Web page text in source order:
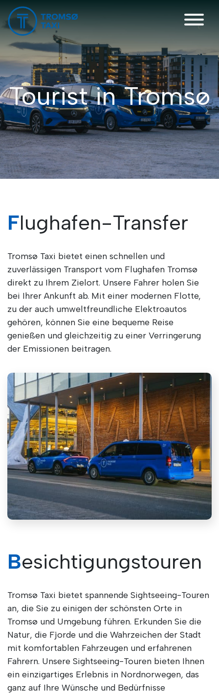
Haupt-Navigation
Tourist in Tromsø
Flughafen-Transfer
Tromsø Taxi bietet einen schnellen und
zuverlässigen Transport vom Flughafen Tromsø
direkt zu Ihrem Zielort. Unsere Fahrer holen Sie
bei Ihrer Ankunft ab. Mit einer modernen Flotte,
zu der auch umweltfreundliche Elektroautos
gehören, können Sie eine bequeme Reise
genießen und gleichzeitig zu einer Verringerung
der Emissionen beitragen.
Besichtigungstouren
Tromsø Taxi bietet spannende Sightseeing-Touren
an, die Sie zu einigen der schönsten Orte in
Tromsø und Umgebung führen. Erkunden Sie die
Natur, die Fjorde und die Wahrzeichen der Stadt
mit komfortablen Fahrzeugen und erfahrenen
Fahrern. Unsere Sightseeing-Touren bieten Ihnen
ein einzigartiges Erlebnis in Nordnorwegen, das
ganz auf Ihre Wünsche und Bedürfnisse